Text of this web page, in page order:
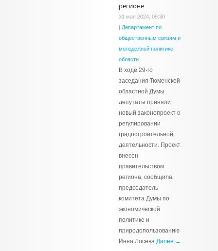
регионе
31 мая 2024, 09:30
| Департамент по
общественным связям и
молодёжной политике
области
В ходе 29-го
заседания Тюменской
областной Думы
депутаты приняли
новый законопроект о
регулировании
градостроительной
деятельности. Проект
внесен
правительством
региона, сообщила
председатель
комитета Думы по
экономической
политике и
природопользованию
Инна Лосева.Далее →